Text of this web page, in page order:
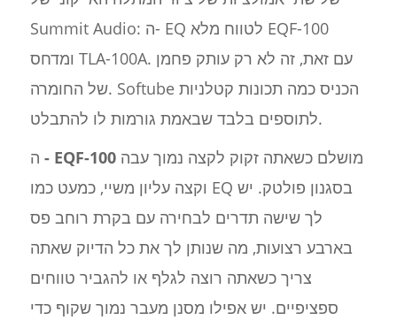
Summit Audio: ה- EQ לטווח מלא EQF-100
ומדחס TLA-100A. עם זאת, זה לא רק עותק פחמן
של החומרה. Softube הכניס כמה תכונות קטלניות
לתוספים בלבד שבאמת גורמות לו להתבלט.
- EQF-100מושלם כשאתה זקוק לקצה נמוך עבה
וקצה עליון משיי, כמעט כמו EQ בסגנון פולטק. יש
לך שישה תדרים לבחירה עם בקרת רוחב פס
בארבע רצועות, מה שנותן לך את כל הדיוק שאתה
צריך כשאתה רוצה לגלף או להגביר טווחים
ספציפיים. יש אפילו מסנן מעבר נמוך שקוף כדי